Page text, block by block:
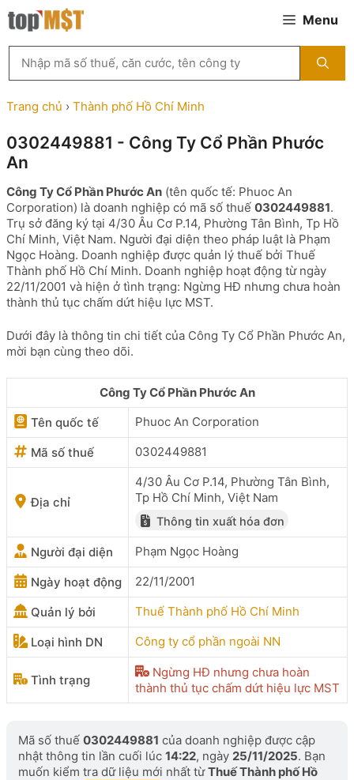
Chuyển
đến
Menu
kiếm
MST
theo
tên
ty,
người
diện
hoặc
mã
số
thuế
...
Trang chủ › Thành phố Hồ Chí Minh
0302449881 - Công Ty Cổ Phần Phước
An
Công Ty Cổ Phần Phước An (tên quốc tế: Phuoc An
Corporation) là doanh nghiệp có mã số thuế 0302449881.
Trụ sở đăng ký tại 4/30 Âu Cơ P.14, Phường Tân Bình, Tp Hồ
Chí Minh, Việt Nam. Người đại diện theo pháp luật là Phạm
Ngọc Hoàng. Doanh nghiệp được quản lý thuế bởi Thuế
Thành phố Hồ Chí Minh. Doanh nghiệp hoạt động từ ngày
22/11/2001 và hiện ở tình trạng: Ngừng HĐ nhưng chưa hoàn
thành thủ tục chấm dứt hiệu lực MST.
Dưới đây là thông tin chi tiết của Công Ty Cổ Phần Phước An,
mời bạn cùng theo dõi.
Công Ty Cổ Phần Phước An
Tên quốc tế
Phuoc An Corporation
Mã số thuế 0302449881
Địa chỉ
4/30 Âu Cơ P.14, Phường Tân Bình,
Tp Hồ Chí Minh, Việt Nam
Thông tin xuất hóa đơn
Người đại diện Phạm Ngọc Hoàng
Ngày hoạt động 22/11/2001
Quản lý bởi Thuế Thành phố Hồ Chí Minh
Loại hình DN Công ty cổ phần ngoài NN
Tình trạng
Ngừng HĐ nhưng chưa hoàn
thành thủ tục chấm dứt hiệu lực MST
Mã số thuế 0302449881 của doanh nghiệp được cập
nhật thông tin lần cuối lúc 14:22, ngày 25/11/2025. Bạn
muốn kiểm tra dữ liệu mới nhất từThuế Thành phố Hồ